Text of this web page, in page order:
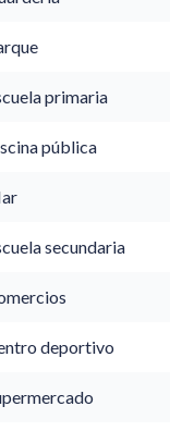
primaria
pública
secundaria
deportivo